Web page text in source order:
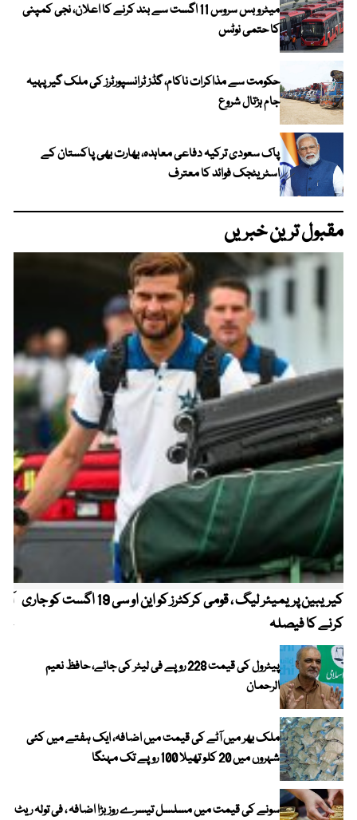
میٹرو بس سروس 11 اگست سے بند کرنے کا اعلان، نجی کمپنی
کا حتمی نوٹس
حکومت سے مذاکرات ناکام، گڈز ٹرانسپورٹرز کی ملک گیر پہیہ
جام ہڑتال شروع
پاک سعودی ترکیہ دفاعی معاہدہ، بھارت بھی پاکستان کے
اسٹریٹجک فوائد کا معترف
مقبول ترین خبریں
کیریبین پریمیئر لیگ ، قومی کرکٹرز کو این او سی 19 اگست کو جاری
کرنے کا فیصلہ
پیٹرول کی قیمت 228 روپے فی لیٹر کی جائے، حافظ نعیم
الرحمان
ملک بھر میں آٹے کی قیمت میں اضافہ، ایک ہفتے میں کئی
شہروں میں 20 کلو تھیلا 100 روپے تک مہنگا
سونے کی قیمت میں مسلسل تیسرے روز بڑا اضافہ ، فی تولہ ریٹ